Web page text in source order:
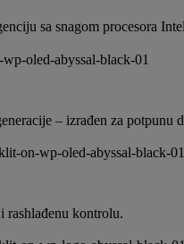
sa snagom procesora
– izrađen za potpunu
rashlađenu kontrolu.